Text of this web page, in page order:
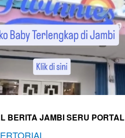
BERITA JAMBI SERU PORTAL